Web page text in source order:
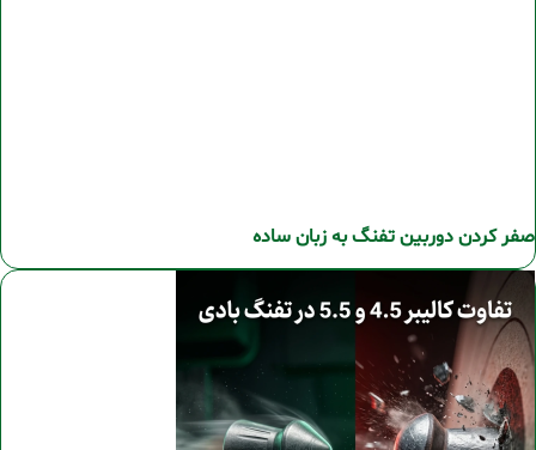
صفر کردن دوربین تفنگ به زبان ساده